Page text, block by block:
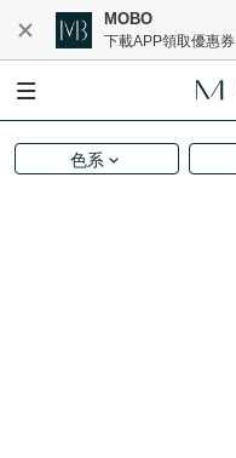
MOBO
下載APP領取優惠券
色系